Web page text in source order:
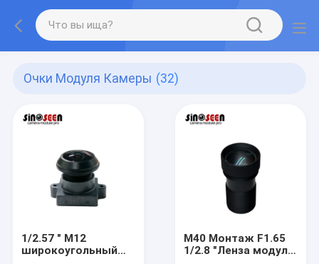
Очки Модуля Камеры (32)
1/2.57 " M12
широкоугольный
M40 Монтаж F1.65
1/2.8 "Ленза модуля